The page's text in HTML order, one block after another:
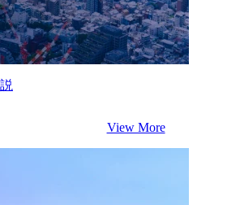
View More